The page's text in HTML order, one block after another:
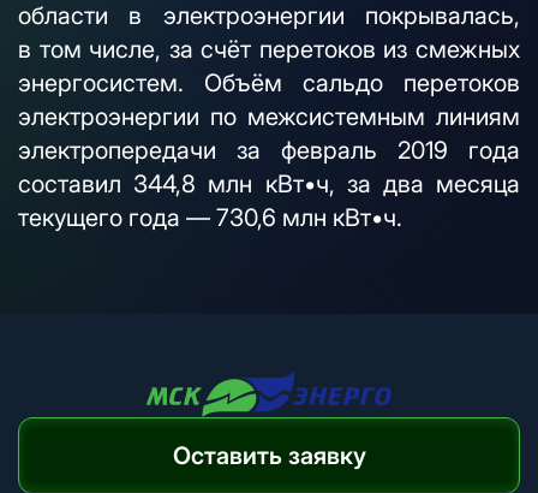
области в электроэнергии покрывалась,
в том числе, за счёт перетоков из смежных
энергосистем. Объём сальдо перетоков
электроэнергии по межсистемным линиям
электропередачи за февраль 2019 года
составил 344,8 млн кВт•ч, за два месяца
текущего года — 730,6 млн кВт•ч.
Оставить заявку